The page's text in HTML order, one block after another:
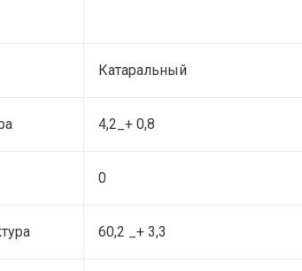
Катаральный
4,2_+ 0,8
0
60,2 _+ 3,3